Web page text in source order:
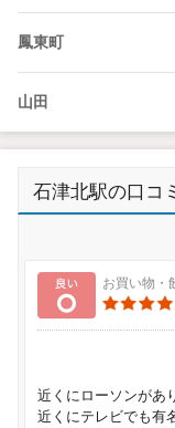
鳳東町
山田
石津北駅の口コ
良い
お買い物・
近くにローソンがあ
近くにテレビでも有